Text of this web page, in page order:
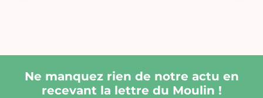
Ne manquez rien de notre actu en
recevant la lettre du Moulin !